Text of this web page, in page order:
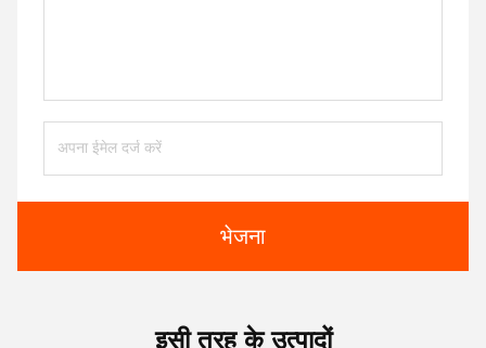
भेजना
इसी तरह के उत्पादों